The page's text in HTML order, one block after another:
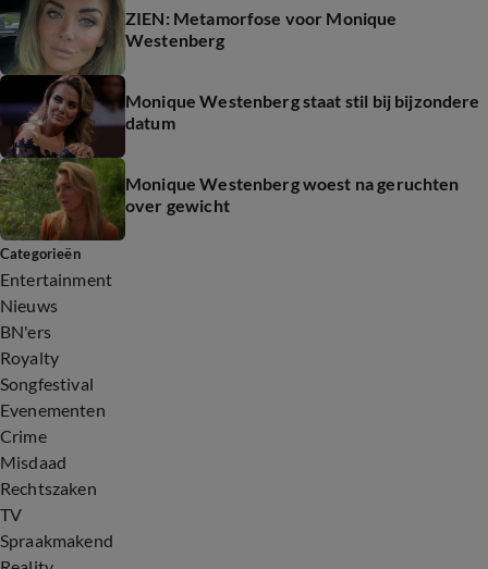
ZIEN: Metamorfose voor Monique
Westenberg
Monique Westenberg staat stil bij bijzondere
datum
Monique Westenberg woest na geruchten
over gewicht
Categorieën
Entertainment
Nieuws
BN'ers
Royalty
Songfestival
Evenementen
Crime
Misdaad
Rechtszaken
TV
Spraakmakend